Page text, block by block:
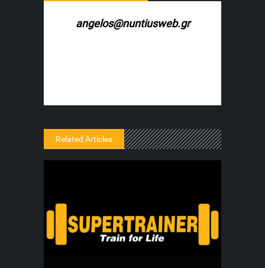
angelos@nuntiusweb.gr
Related Articles